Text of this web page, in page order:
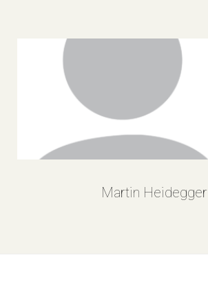
Martin Heidegger